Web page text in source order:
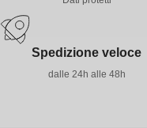
Spedizione veloce
dalle 24h alle 48h